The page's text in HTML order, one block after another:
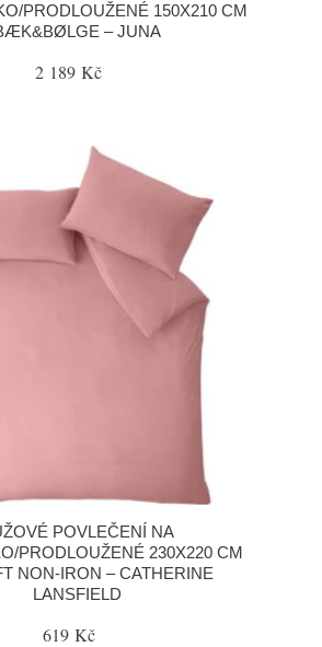
PRODLOUŽENÉ 150X210 CM
– JUNA
2 189 Kč
POVLEČENÍ NA
PRODLOUŽENÉ 230X220 CM
NON-IRON – CATHERINE
LANSFIELD
619 Kč